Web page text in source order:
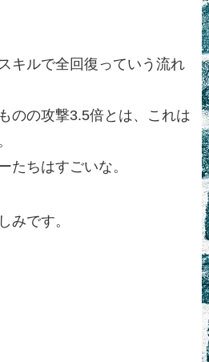
キルで全回復っていう流れ
のの攻撃3.5倍とは、これは
たちはすごいな。
みです。